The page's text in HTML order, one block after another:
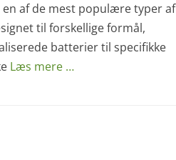
af de mest populære typer af
til forskellige formål,
batterier til specifikke
Læs mere …